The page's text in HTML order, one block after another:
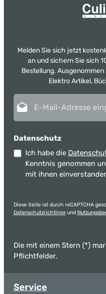
Melden Sie sich jetzt
an und sichern Sie sich
Bestellung.
Elektro Artikel,
Datenschutz
Ich habe die
Kenntnis genommen
mit ihnen
Diese Seite ist durch reCAPTCHA
Datenschutzrichtlinieund
Die mit einem Stern (*)
Pflichtfelder.
Service